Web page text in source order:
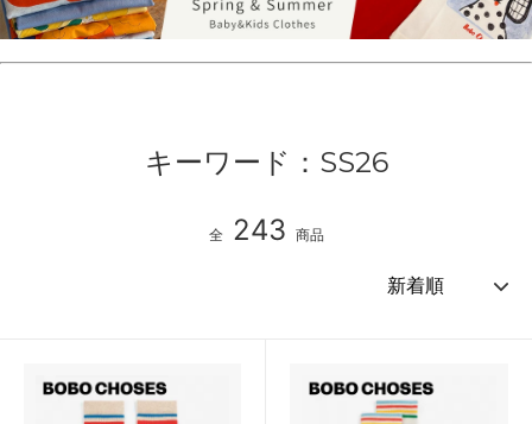
キーワード：SS26
全 243 商品